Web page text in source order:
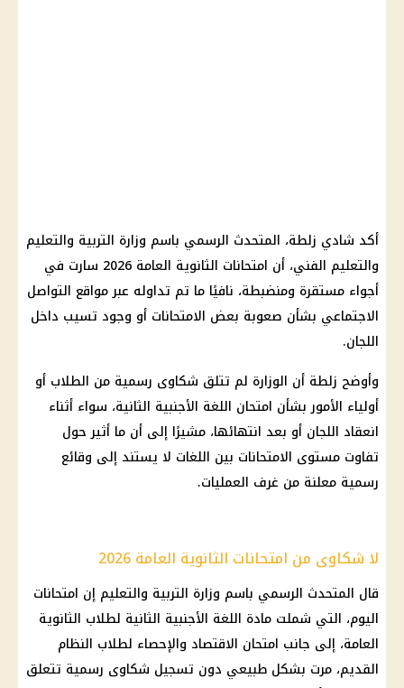
أكد شادي زلطة، المتحدث الرسمي باسم وزارة التربية والتعليم
والتعليم الفني، أن امتحانات الثانوية العامة 2026 سارت في
أجواء مستقرة ومنضبطة، نافيًا ما تم تداوله عبر مواقع التواصل
الاجتماعي بشأن صعوبة بعض الامتحانات أو وجود تسيب داخل
اللجان.
وأوضح زلطة أن الوزارة لم تتلق شكاوى رسمية من الطلاب أو
أولياء الأمور بشأن امتحان اللغة الأجنبية الثانية، سواء أثناء
انعقاد اللجان أو بعد انتهائها، مشيرًا إلى أن ما أثير حول
تفاوت مستوى الامتحانات بين اللغات لا يستند إلى وقائع
رسمية معلنة من غرف العمليات.
لا شكاوى من امتحانات الثانوية العامة 2026
قال المتحدث الرسمي باسم وزارة التربية والتعليم إن امتحانات
اليوم، التي شملت مادة اللغة الأجنبية الثانية لطلاب الثانوية
العامة، إلى جانب امتحان الاقتصاد والإحصاء لطلاب النظام
القديم، مرت بشكل طبيعي دون تسجيل شكاوى رسمية تتعلق